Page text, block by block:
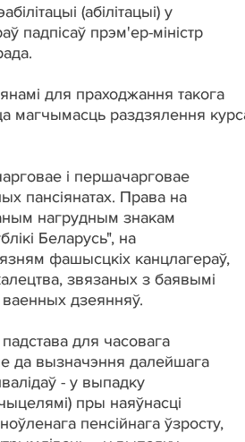
(абілітацыі) у
падпісаў прэм'ер-міністр
для праходжання такога
магчымасць раздзялення
і першачарговае
пансіянатах. Права на
нагрудным знакам
Беларусь", на
фашысцкіх канцлагераў,
звязаных з баявымі
дзеянняў.
для часовага
да вызначэння далейшага
- у выпадку
пры наяўнасці
пенсійнага ўзросту,